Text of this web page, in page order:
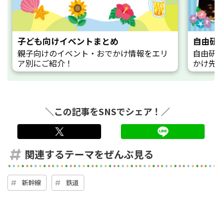
子ども向けイベントまとめ
親子向けのイベント・おでかけ情報をエリ
ア別にご紹介！
自由研
自由研
かけ先
＼この記事をSNSでシェア！／
関連するテーマをぜんぶ見る
新幹線 鉄道